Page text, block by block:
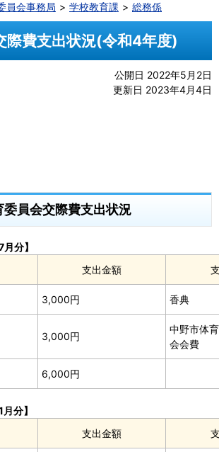
員会事務局 学校教育課 総務係
際費支出状況(令和4年度)
公開日 2022年5月2日
更新日 2023年4月4日
員会交際費支出状況
分】
支出金額
3,000円 香典
3,000円
中野市体
会会費
6,000円
分】
支出金額